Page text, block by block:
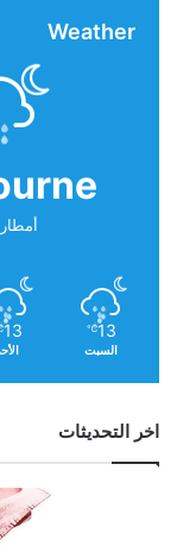
استبداله.
تمتلك شركة
Weather
13
℃
السبت
13
اخر التحديثات